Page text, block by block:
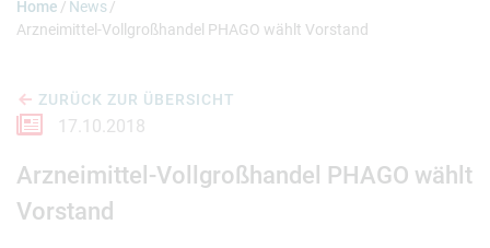
Home
News
Arzneimittel-Vollgroßhandel PHAGO wählt Vorstand
ZURÜCK ZUR ÜBERSICHT
17.10.2018
Arzneimittel-Vollgroßhandel PHAGO wählt
Vorstand